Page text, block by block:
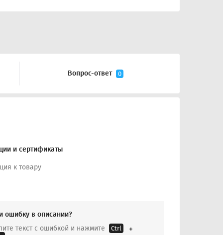
Вопрос-ответ 0
и сертификаты
к товару
ошибку в описании?
текст с ошибкой и нажмите
Ctrl